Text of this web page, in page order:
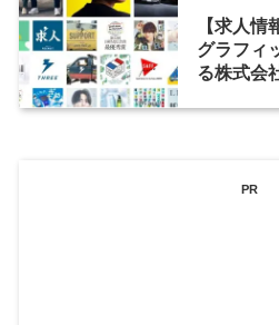
【求人情
グラフィ
る株式会
PR